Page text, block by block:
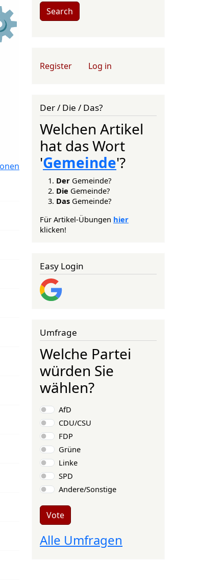
Search
User account menu
Register Log in
Der / Die / Das?
Welchen Artikel
hat das Wort
'Gemeinde'?
Der Gemeinde?
Die Gemeinde?
Das Gemeinde?
Für Artikel-Übungen hier
klicken!
Easy Login
Umfrage
Welche Partei
würden Sie
wählen?
Choices
AfD
CDU/CSU
FDP
Grüne
Linke
SPD
Andere/Sonstige
Vote
Alle Umfragen